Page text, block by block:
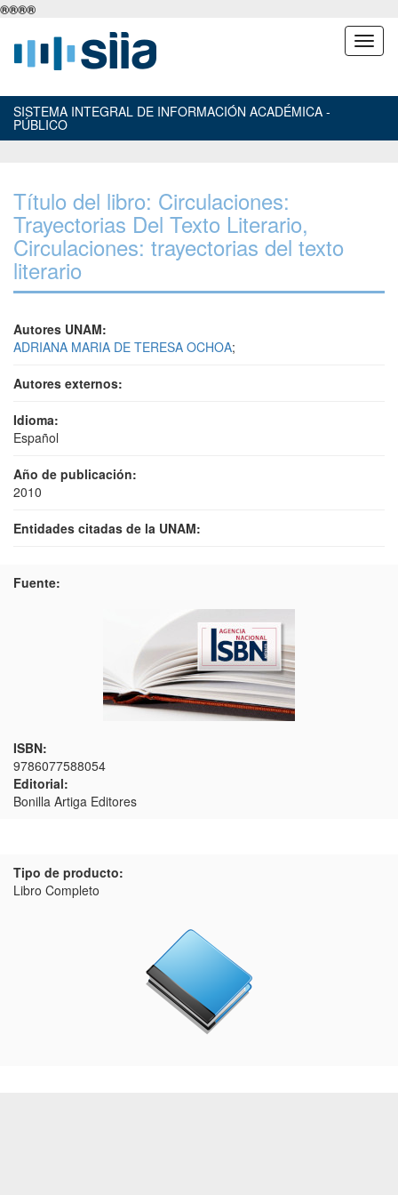
®®®®
SISTEMA INTEGRAL DE INFORMACIÓN ACADÉMICA -
PÚBLICO
Título del libro: Circulaciones:
Trayectorias Del Texto Literario,
Circulaciones: trayectorias del texto
literario
Autores UNAM:
ADRIANA MARIA DE TERESA OCHOA;
Autores externos:
Idioma:
Español
Año de publicación:
2010
Entidades citadas de la UNAM:
Fuente:
ISBN:
9786077588054
Editorial:
Bonilla Artiga Editores
Tipo de producto:
Libro Completo